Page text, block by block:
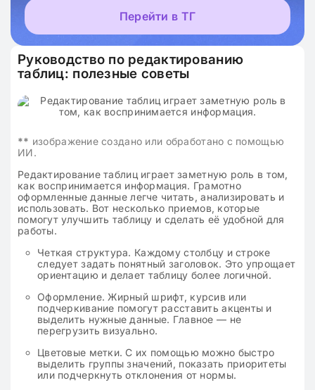
Перейти в ТГ
Руководство по редактированию
таблиц: полезные советы
** изображение создано или обработано с помощью
ИИ.
Редактирование таблиц играет заметную роль в том,
как воспринимается информация. Грамотно
оформленные данные легче читать, анализировать и
использовать. Вот несколько приемов, которые
помогут улучшить таблицу и сделать её удобной для
работы.
Четкая структура. Каждому столбцу и строке
следует задать понятный заголовок. Это упрощает
ориентацию и делает таблицу более логичной.
Оформление. Жирный шрифт, курсив или
подчеркивание помогут расставить акценты и
выделить нужные данные. Главное — не
перегрузить визуально.
Цветовые метки. С их помощью можно быстро
выделить группы значений, показать приоритеты
или подчеркнуть отклонения от нормы.